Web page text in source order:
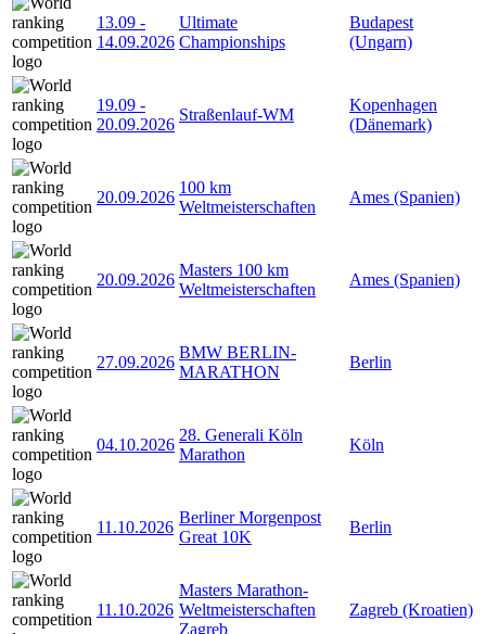
13.09 -
14.09.2026
Ultimate
Championships
Budapest
(Ungarn)
19.09 -
20.09.2026
Straßenlauf-WM
Kopenhagen
(Dänemark)
20.09.2026
100 km
Weltmeisterschaften
Ames (Spanien)
20.09.2026
Masters 100 km
Weltmeisterschaften
Ames (Spanien)
27.09.2026
BMW BERLIN-
MARATHON
Berlin
04.10.2026
28. Generali Köln
Marathon
Köln
11.10.2026
Berliner Morgenpost
Great 10K
Berlin
11.10.2026
Masters Marathon-
Weltmeisterschaften
Zagreb
Zagreb (Kroatien)